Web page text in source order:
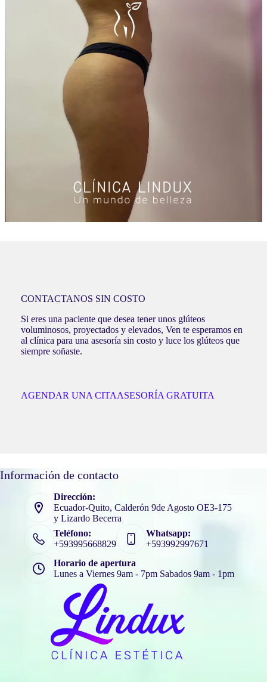
CONTACTANOS SIN COSTO
Si eres una paciente que desea tener unos glúteos
voluminosos, proyectados y elevados, Ven te esperamos en
al clínica para una asesoría sin costo y luce los glúteos que
siempre soñaste.
AGENDAR UNA CITAASESORÍA GRATUITA
Información de contacto
Dirección:
Ecuador-Quito, Calderón 9de Agosto OE3-175
y Lizardo Becerra
Teléfono:
+593995668829
Whatsapp:
+593992997671
Horario de apertura
Lunes a Viernes 9am - 7pm Sabados 9am - 1pm